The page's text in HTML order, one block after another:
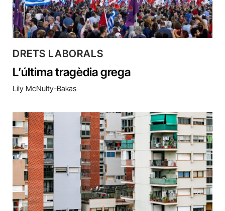
DRETS LABORALS
L’última tragèdia grega
Lily McNulty-Bakas